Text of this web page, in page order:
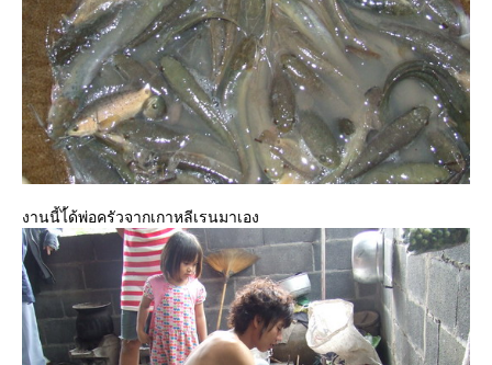
งานนี้ไ้ด้พ่อครัวจากเกาหลีเรนมาเอง